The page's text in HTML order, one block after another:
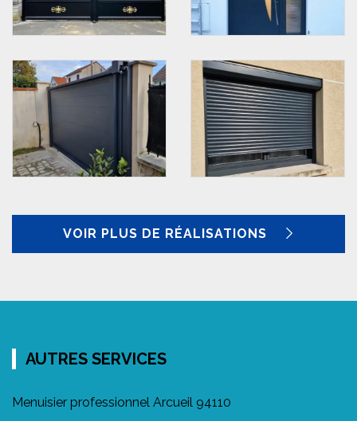
VOIR PLUS DE RÉALISATIONS
AUTRES SERVICES
Menuisier professionnel Arcueil 94110